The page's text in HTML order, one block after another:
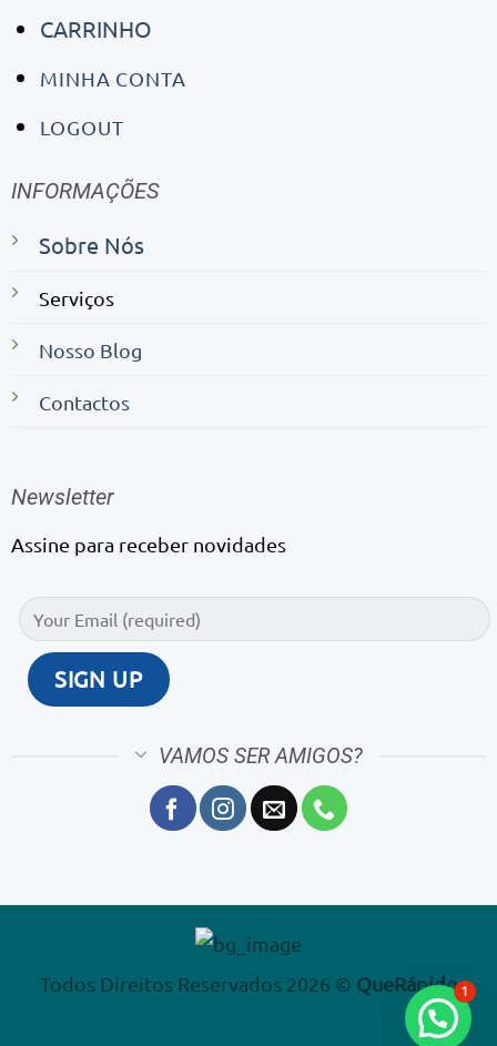
CARRINHO
MINHA CONTA
LOGOUT
INFORMAÇÕES
Sobre Nós
Serviços
Nosso Blog
Contactos
Newsletter
Assine para receber novidades
VAMOS SER AMIGOS?
Todos Direitos Reservados 2026 © QueRápido 1